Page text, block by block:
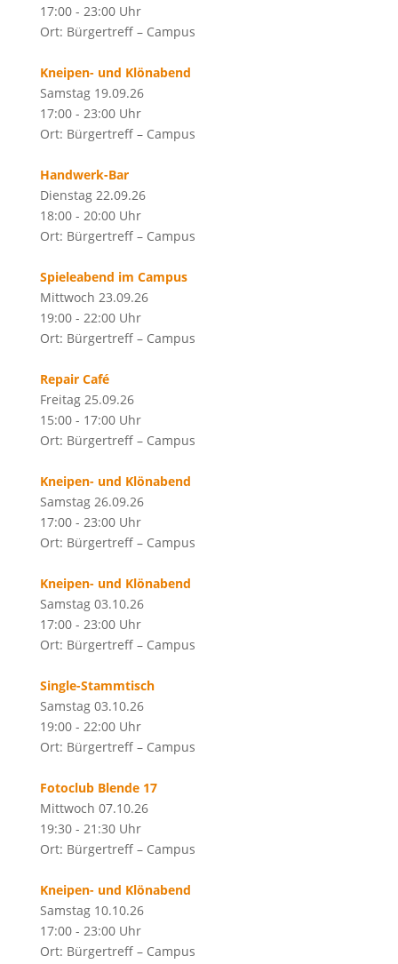
17:00 - 23:00 Uhr
Ort: Bürgertreff – Campus
Kneipen- und Klönabend
Samstag 19.09.26
17:00 - 23:00 Uhr
Ort: Bürgertreff – Campus
Handwerk-Bar
Dienstag 22.09.26
18:00 - 20:00 Uhr
Ort: Bürgertreff – Campus
Spieleabend im Campus
Mittwoch 23.09.26
19:00 - 22:00 Uhr
Ort: Bürgertreff – Campus
Repair Café
Freitag 25.09.26
15:00 - 17:00 Uhr
Ort: Bürgertreff – Campus
Kneipen- und Klönabend
Samstag 26.09.26
17:00 - 23:00 Uhr
Ort: Bürgertreff – Campus
Kneipen- und Klönabend
Samstag 03.10.26
17:00 - 23:00 Uhr
Ort: Bürgertreff – Campus
Single-Stammtisch
Samstag 03.10.26
19:00 - 22:00 Uhr
Ort: Bürgertreff – Campus
Fotoclub Blende 17
Mittwoch 07.10.26
19:30 - 21:30 Uhr
Ort: Bürgertreff – Campus
Kneipen- und Klönabend
Samstag 10.10.26
17:00 - 23:00 Uhr
Ort: Bürgertreff – Campus